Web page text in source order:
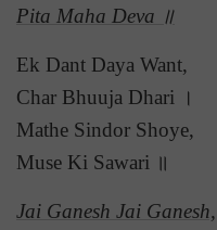
Pita Maha Deva ॥
Ek Dant Daya Want,
Char Bhuuja Dhari ।
Mathe Sindor Shoye,
Muse Ki Sawari ॥
Jai Ganesh Jai Ganesh,